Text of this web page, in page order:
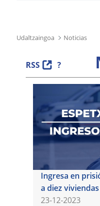
Udaltzaingoa Noticias
RSS ?
Ingresa en
a diez
23-12-2023